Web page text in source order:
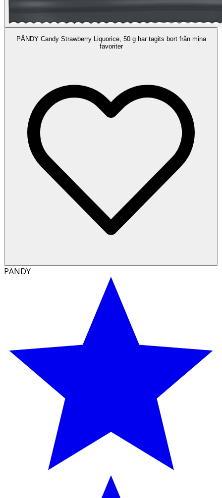
PÄNDY Candy Strawberry Liquorice, 50 g har tagits bort från mina
favoriter
PÄNDY